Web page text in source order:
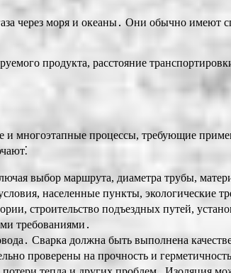
через моря и океаны․ Они обычно имеют
продукта, расстояние
многоэтапные процессы, требующие
выбор маршрута, диаметра трубы,
населенные пункты, экологические
строительство подъездных путей,
требованиями․
Сварка должна быть выполнена
проверены на прочность и